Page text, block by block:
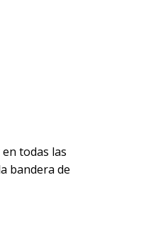
todas las
bandera de